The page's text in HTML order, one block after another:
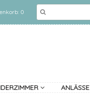
0
ANLÄSSE